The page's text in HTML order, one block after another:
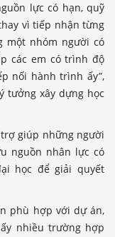
lực có hạn, quỹ
vì tiếp nhận từng
một nhóm người có
các em có trình độ
nối hành trình ấy”,
tưởng xây dựng học
giúp những người
nguồn nhân lực có
học để giải quyết
phù hợp với dự án,
nhiều trường hợp